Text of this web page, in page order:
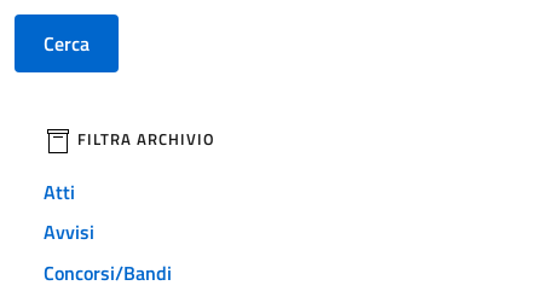
Cerca
filtri da applicare
FILTRA ARCHIVIO
Atti
Avvisi
Concorsi/Bandi